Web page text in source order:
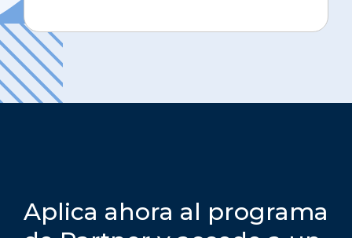
Aplica ahora al programa